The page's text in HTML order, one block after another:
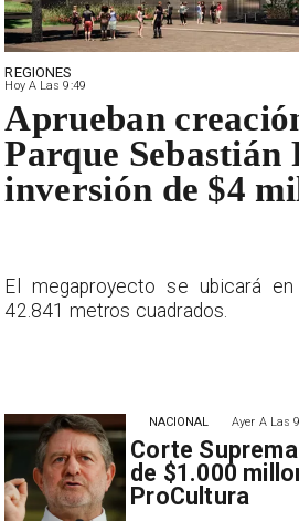
Ayer A Las
Corte
de $1.000
ProCultura
NACIONAL
REGIONES
Hoy A Las 9:49
Aprueban
Parque Sebastián
inversión de $4
El megaproyecto se ubicará
42.841 metros cuadrados.